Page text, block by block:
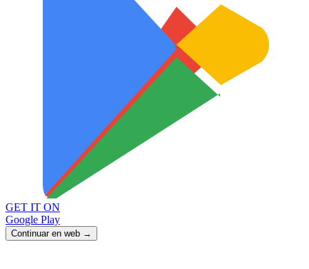
GET IT ON
Google Play
Continuar en web →